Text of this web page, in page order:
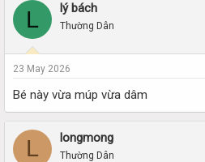
L lý bách
Thường Dân
23 May 2026
Bé này vừa múp vừa dâm
L longmong
Thường Dân